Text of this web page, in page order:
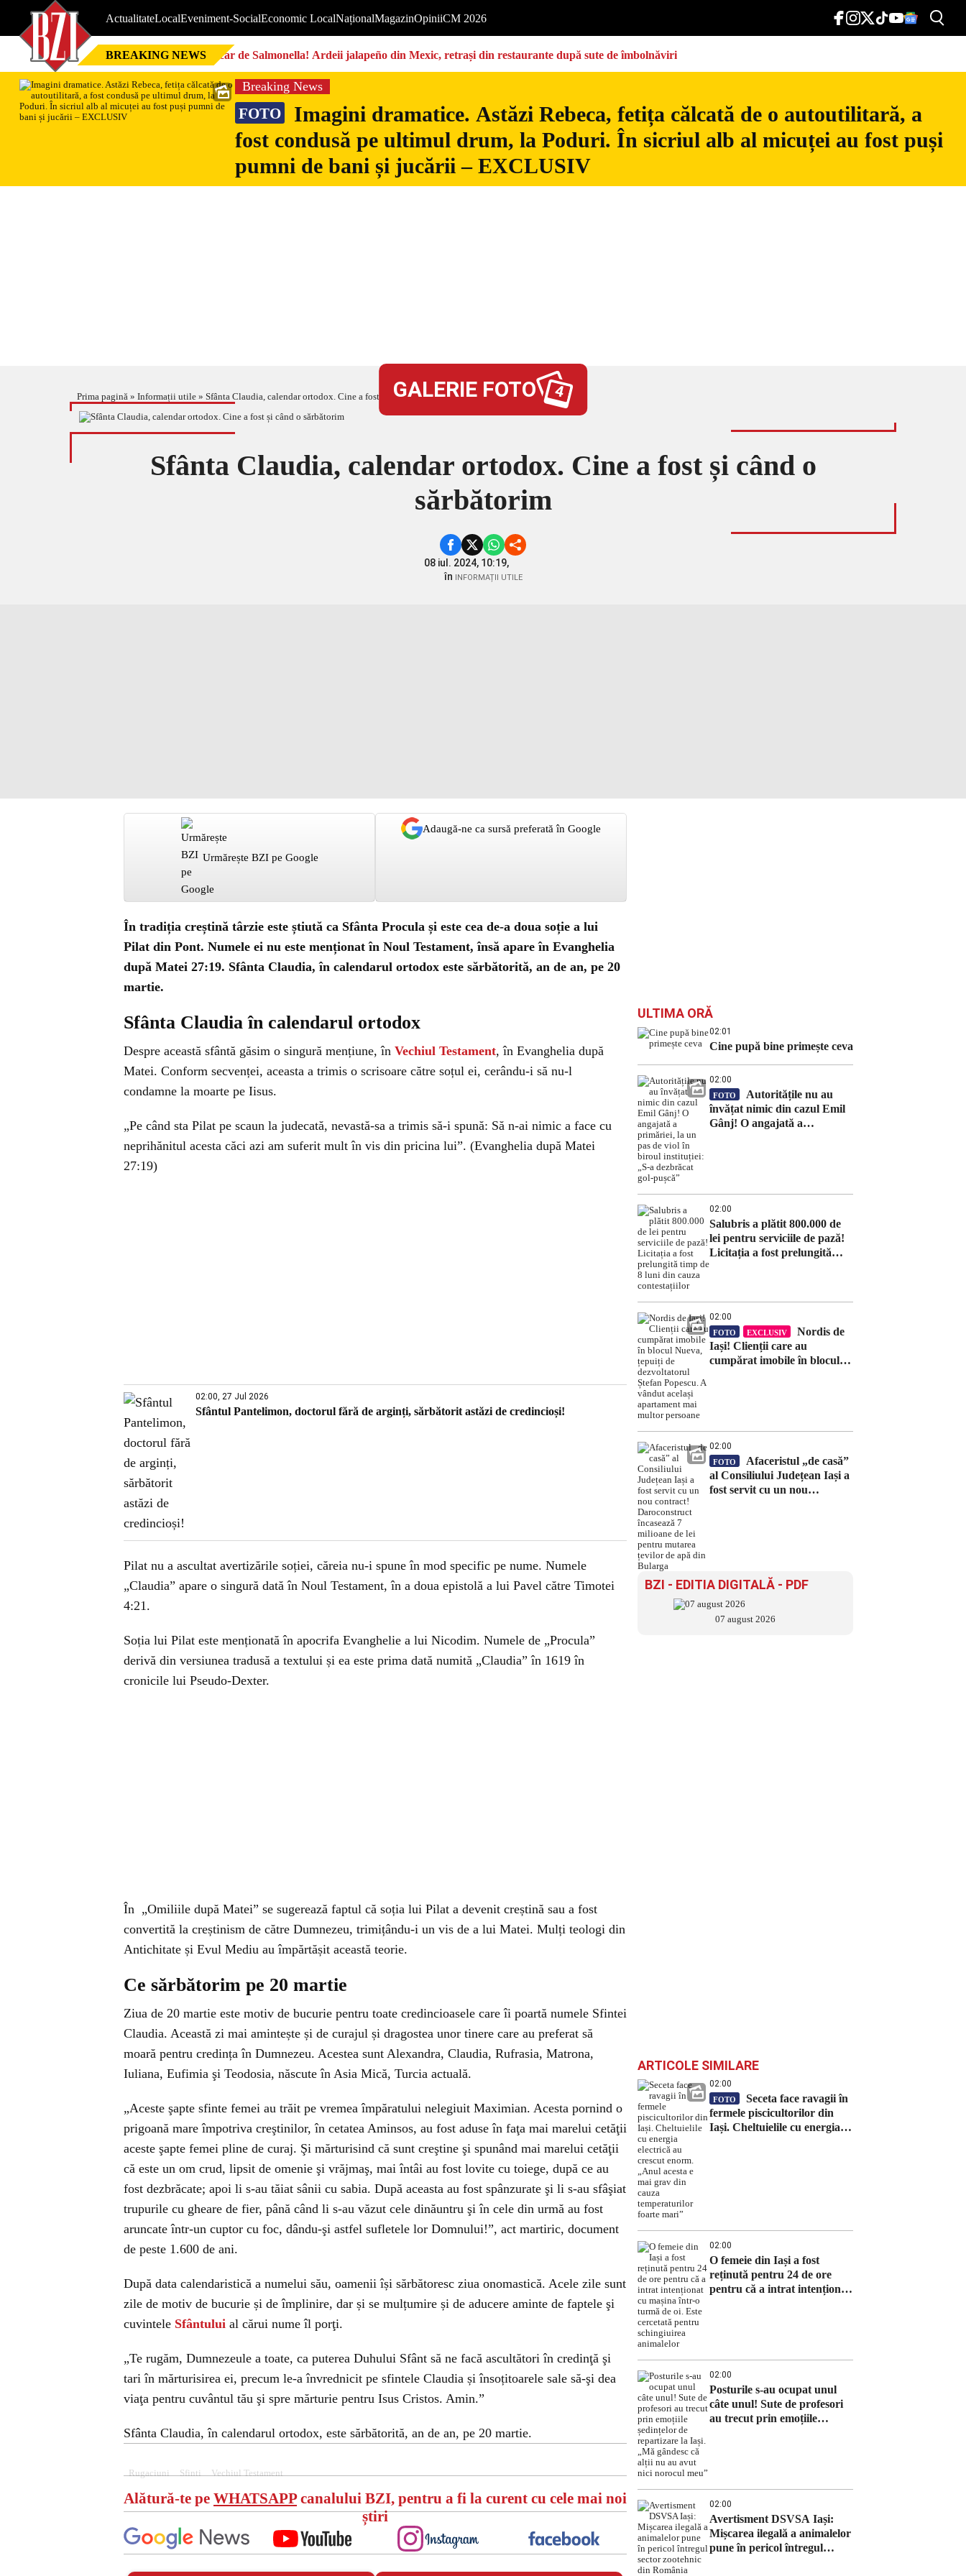
ActualitateLocalEveniment-SocialEconomic LocalNaționalMagazinOpiniiCM 2026
BREAKING NEWS Focar de Salmonella! Ardeii jalapeño din Mexic, retrași din restaurante după sute de îmbolnăviri
Breaking News
FOTO
Imagini dramatice. Astăzi Rebeca, fetița călcată de o autoutilitară, a
fost condusă pe ultimul drum, la Poduri. În sicriul alb al micuței au fost puși
pumni de bani și jucării – EXCLUSIV
Prima pagină » Informații utile » Sfânta Claudia, calendar ortodox. Cine a fost și când o sărbătorimGALERIE FOTO 4
Sfânta Claudia, calendar ortodox. Cine a fost și când o
sărbătorim
08 iul. 2024, 10:19,
în INFORMAȚII UTILE
Urmărește BZI pe Google
Adaugă-ne ca sursă preferată în Google
În tradiția creștină târzie este știută ca Sfânta Procula și este cea de-a doua soție a lui
Pilat din Pont. Numele ei nu este menționat în Noul Testament, însă apare în Evanghelia
după Matei 27:19. Sfânta Claudia, în calendarul ortodox este sărbătorită, an de an, pe 20
martie.
Sfânta Claudia în calendarul ortodox
Despre această sfântă găsim o singură mențiune, în Vechiul Testament, în Evanghelia după
Matei. Conform secvenței, aceasta a trimis o scrisoare către soțul ei, cerându-i să nu-l
condamne la moarte pe Iisus.
„Pe când sta Pilat pe scaun la judecată, nevastă-sa a trimis să-i spună: Să n-ai nimic a face cu
neprihănitul acesta căci azi am suferit mult în vis din pricina lui”. (Evanghelia după Matei
27:19)
02:00, 27 Jul 2026
Sfântul Pantelimon, doctorul fără de arginți, sărbătorit astăzi de credincioși!
Pilat nu a ascultat avertizările soției, căreia nu-i spune în mod specific pe nume. Numele
„Claudia” apare o singură dată în Noul Testament, în a doua epistolă a lui Pavel către Timotei
4:21.
Soția lui Pilat este menționată în apocrifa Evanghelie a lui Nicodim. Numele de „Procula”
derivă din versiunea tradusă a textului și ea este prima dată numită „Claudia” în 1619 în
cronicile lui Pseudo-Dexter.
În „Omiliile după Matei” se sugerează faptul că soția lui Pilat a devenit creștină sau a fost
convertită la creștinism de către Dumnezeu, trimițându-i un vis de a lui Matei. Mulți teologi din
Antichitate și Evul Mediu au împărtășit această teorie.
Ce sărbătorim pe 20 martie
Ziua de 20 martie este motiv de bucurie pentru toate credincioasele care îi poartă numele Sfintei
Claudia. Această zi mai amintește și de curajul și dragostea unor tinere care au preferat să
moară pentru credința în Dumnezeu. Acestea sunt Alexandra, Claudia, Rufrasia, Matrona,
Iuliana, Eufimia şi Teodosia, născute în Asia Mică, Turcia actuală.
„Aceste şapte sfinte femei au trăit pe vremea împăratului nelegiuit Maximian. Acesta pornind o
prigoană mare împotriva creştinilor, în cetatea Aminsos, au fost aduse în faţa mai marelui cetăţii
aceste şapte femei pline de curaj. Şi mărturisind că sunt creştine şi spunând mai marelui cetăţii
că este un om crud, lipsit de omenie şi vrăjmaş, mai întâi au fost lovite cu toiege, după ce au
fost dezbrăcate; apoi li s-au tăiat sânii cu sabia. După aceasta au fost spânzurate şi li s-au sfâşiat
trupurile cu gheare de fier, până când li s-au văzut cele dinăuntru şi în cele din urmă au fost
aruncate într-un cuptor cu foc, dându-şi astfel sufletele lor Domnului!”, act martiric, document
de peste 1.600 de ani.
După data calendaristică a numelui său, oamenii își sărbătoresc ziua onomastică. Acele zile sunt
zile de motiv de bucurie și de împlinire, dar și se mulțumire și de aducere aminte de faptele şi
cuvintele Sfântului al cărui nume îl porţi.
„Te rugăm, Dumnezeule a toate, ca puterea Duhului Sfânt să ne facă ascultători în credinţă şi
tari în mărturisirea ei, precum le-a învrednicit pe sfintele Claudia și însoțitoarele sale să-şi dea
viaţa pentru cuvântul tău şi spre mărturie pentru Isus Cristos. Amin.”
Sfânta Claudia, în calendarul ortodox, este sărbătorită, an de an, pe 20 martie.
Rugaciuni Sfinti Vechiul Testament
Alătură-te pe WHATSAPPcanalului BZI, pentru a fi la curent cu cele mai noi
știri
ULTIMA ORĂ
02:01
Cine pupă bine primește ceva
02:00
FOTO
Autoritățile nu au
învățat nimic din cazul Emil
Gânj! O angajată a
02:00
Salubris a plătit 800.000 de
lei pentru serviciile de pază!
Licitația a fost prelungită
02:00
FOTO EXCLUSIV
Nordis de
Iași! Clienții care au
cumpărat imobile în blocul
02:00
FOTO
Afaceristul „de casă”
al Consiliului Județean Iași a
fost servit cu un nou
BZI - EDITIA DIGITALĂ - PDF
07 august 2026
ARTICOLE SIMILARE
02:00
FOTO
Seceta face ravagii în
fermele piscicultorilor din
Iași. Cheltuielile cu energia
02:00
O femeie din Iași a fost
reținută pentru 24 de ore
pentru că a intrat intenționat
02:00
Posturile s-au ocupat unul
câte unul! Sute de profesori
au trecut prin emoțiile
02:00
Avertisment DSVSA Iași:
Mișcarea ilegală a animalelor
pune în pericol întregul